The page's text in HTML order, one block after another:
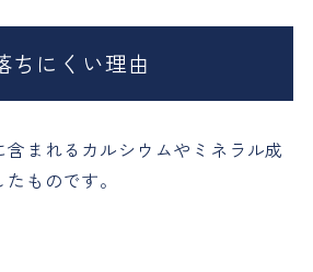
ちにくい理由
まれるカルシウムやミネラル成
ものです。